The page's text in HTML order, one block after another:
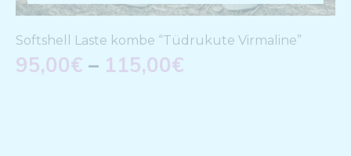
Softshell Laste kombe “Tüdrukute Virmaline”
95,00€ – 115,00€